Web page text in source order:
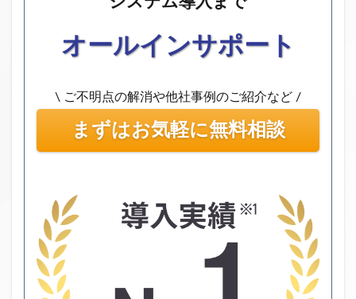
オールインサポート
\ ご不明点の解消や他社事例のご紹介など /
まずはお気軽に無料相談